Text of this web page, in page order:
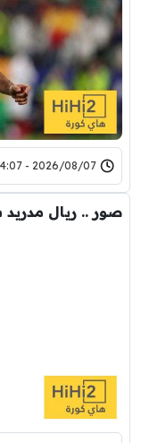
2026/08/07 - 14:07
صور .. ريال مدريد